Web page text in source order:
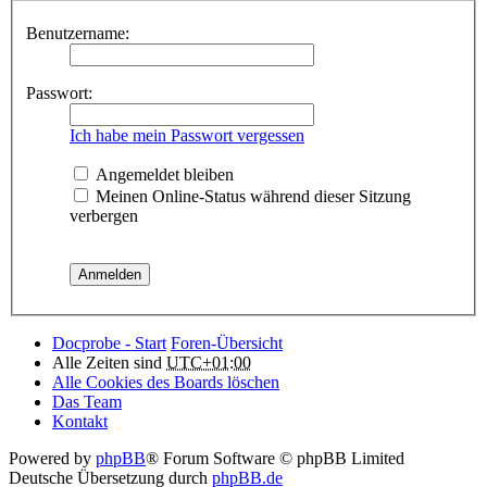
Benutzername:
Passwort:
Ich habe mein Passwort vergessen
Angemeldet bleiben
Meinen Online-Status während dieser Sitzung
verbergen
Docprobe - Start Foren-Übersicht
Alle Zeiten sind UTC+01:00
Alle Cookies des Boards löschen
Das Team
Kontakt
Powered by phpBB® Forum Software © phpBB Limited
Deutsche Übersetzung durch phpBB.de